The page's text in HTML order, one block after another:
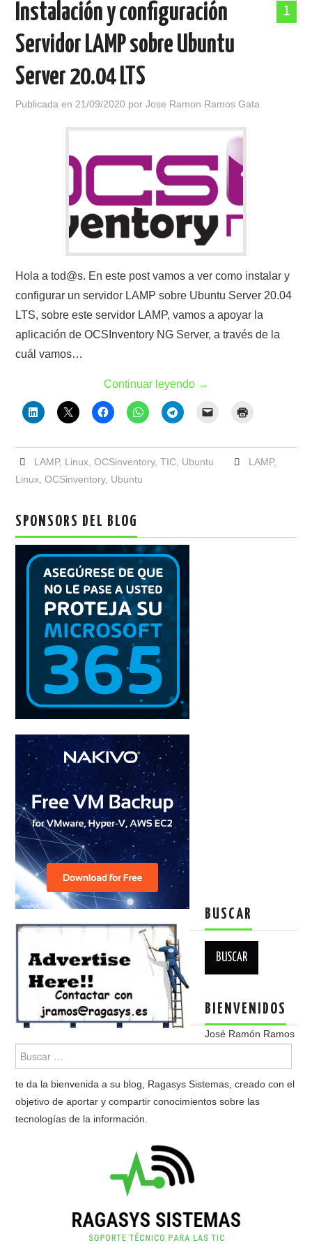
POLÍTICA DE PRIVACIDAD
1
Instalación y configuración
Servidor LAMP sobre Ubuntu
Server 20.04 LTS
Publicada en 21/09/2020 porJose Ramon Ramos Gata
Hola a tod@s. En este post vamos a ver como instalar y
configurar un servidor LAMP sobre Ubuntu Server 20.04
LTS, sobre este servidor LAMP, vamos a apoyar la
aplicación de OCSInventory NG Server, a través de la
cuál vamos…
Continuar leyendo →
LAMP, Linux, OCSinventory, TIC, Ubuntu LAMP,
Linux ,OCSinventory, Ubuntu
SPONSORS DEL BLOG
BUSCAR
BIENVENIDOS
José Ramón Ramos
te da la bienvenida a su blog, Ragasys Sistemas, creado con el
objetivo de aportar y compartir conocimientos sobre las
tecnologías de la información.